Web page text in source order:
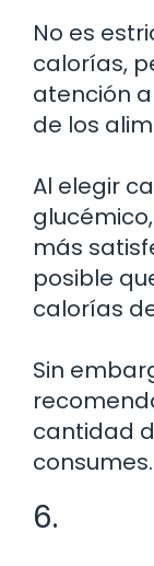
No es
calorías,
atención
de los
Al elegir
más
posible
calorías
Sin
cantidad
consumes.
6.